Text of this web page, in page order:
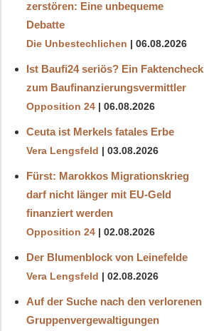
zerstören: Eine unbequeme
Debatte
Die Unbestechlichen 06.08.2026
Ist Baufi24 seriös? Ein Faktencheck
zum Baufinanzierungsvermittler
Opposition 24 06.08.2026
Ceuta ist Merkels fatales Erbe
Vera Lengsfeld 03.08.2026
Fürst: Marokkos Migrationskrieg
darf nicht länger mit EU-Geld
finanziert werden
Opposition 24 02.08.2026
Der Blumenblock von Leinefelde
Vera Lengsfeld 02.08.2026
Auf der Suche nach den verlorenen
Gruppenvergewaltigungen